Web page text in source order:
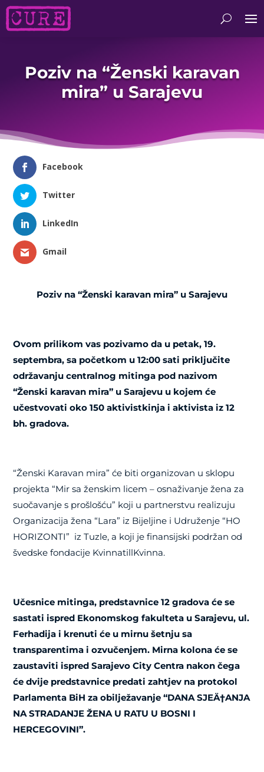
Poziv na “Ženski karavan
mira” u Sarajevu
Facebook
Twitter
LinkedIn
Gmail
Poziv na “Ženski karavan mira” u Sarajevu
Ovom prilikom vas pozivamo da u petak, 19.
septembra, sa početkom u 12:00 sati priključite
održavanju centralnog mitinga pod nazivom
“Ženski karavan mira” u Sarajevu u kojem će
učestvovati oko 150 aktivistkinja i aktivista iz 12
bh. gradova.
“Ženski Karavan mira” će biti organizovan u sklopu
projekta“Mir sa ženskim licem – osnaživanje žena za
suočavanje s prošlošću” koji u partnerstvu realizuju
Organizacija žena “Lara” iz Bijeljine i Udruženje “HO
HORIZONTI” iz Tuzle, a koji je finansijski podržan od
švedske fondacije KvinnatillKvinna.
Učesnice mitinga, predstavnice 12 gradova će se
sastati ispred Ekonomskog fakulteta u Sarajevu, ul.
Ferhadija i krenuti će u mirnu šetnju sa
transparentima i ozvučenjem. Mirna kolona će se
zaustaviti ispred Sarajevo City Centra nakon čega
će dvije predstavnice predati zahtjev na protokol
Parlamenta BiH za obilježavanje “DANA SJEÄ†ANJA
NA STRADANJE ŽENA U RATU U BOSNI I
HERCEGOVINI”.